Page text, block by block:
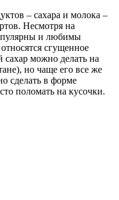
– сахара и молока –
Несмотря на
и любимы
сгущенное
можно делать на
но чаще его все же
сделать в форме
поломать на кусочки.